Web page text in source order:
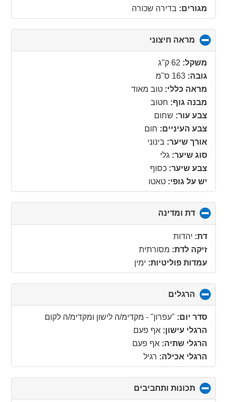
מגורים: בדירה שכורה
מראה חיצוני
to
משקל: 62 ק"ג
גובה: 163 ס"מ
מראה כללי: טוב מאוד
מבנה גוף: חטוב
צבע עור: שחום
צבע העיניים: חום
אורך שיער: בינוני
סוג שיער: גלי
צבע שיער: כסוף
יש על גופי: טאטו
דת ומדינה
to
דת: יהדות
זיקה לדת: מסורתית
עמדות פוליטיות: ימין
הרגלים
to
collapse
סדר יום: "עפרון" - מקדימ/ה לישון ומקדימ/ה לקום
הרגלי עישון: אף פעם
הרגלי שתיה: אף פעם
הרגלי אכילה: רגיל
תכונות ותחביבים
to